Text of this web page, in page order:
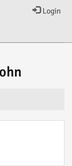
Login